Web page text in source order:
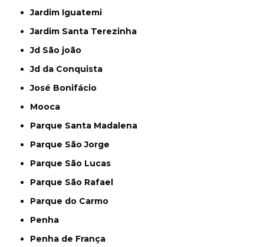
Jardim Iguatemi
Jardim Santa Terezinha
Jd São joão
Jd da Conquista
José Bonifácio
Mooca
Parque Santa Madalena
Parque São Jorge
Parque São Lucas
Parque São Rafael
Parque do Carmo
Penha
Penha de França